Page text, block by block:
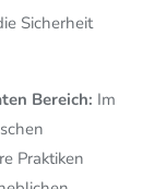
Sicherheit
Bereich: Im
Praktiken